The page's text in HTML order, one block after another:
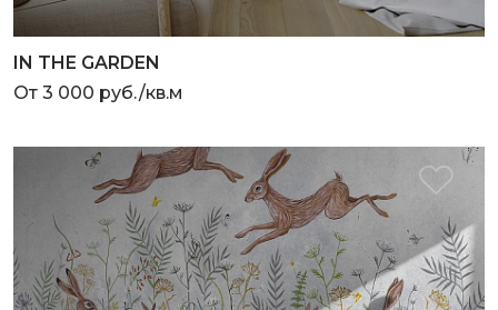
IN THE GARDEN
От 3 000 руб./кв.м